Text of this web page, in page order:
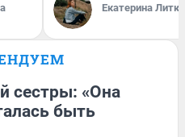
Екатерина
сестры: «Она
быть